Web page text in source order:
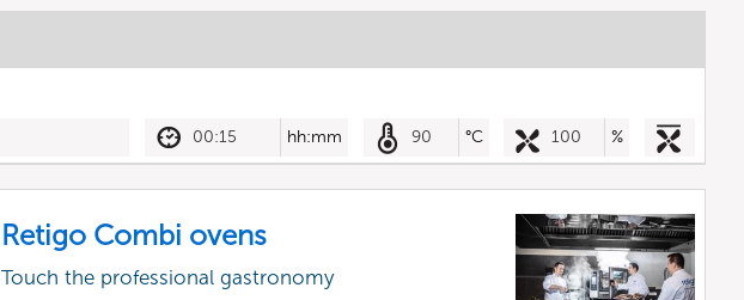
00:15 hh:mm 90 °C 100 %
Retigo Combi ovens
Touch the professional gastronomy